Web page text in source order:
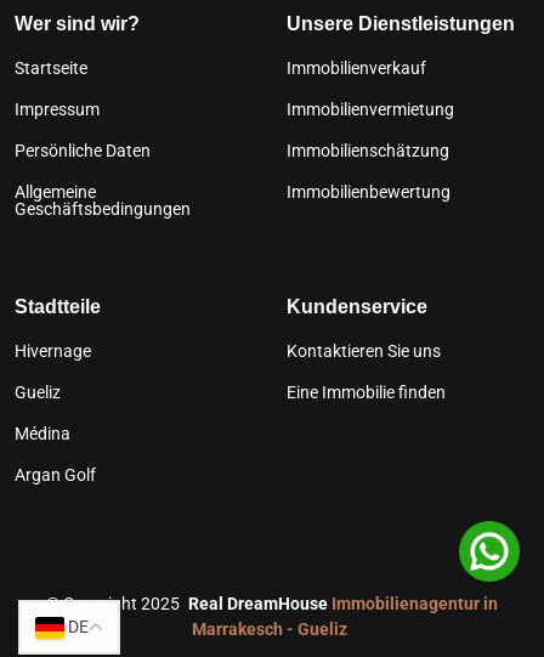
Wer sind wir?
Startseite
Impressum
Persönliche Daten
Allgemeine
Geschäftsbedingungen
Unsere Dienstleistungen
Immobilienverkauf
Immobilienvermietung
Immobilienschätzung
Immobilienbewertung
Stadtteile
Hivernage
Gueliz
Médina
Argan Golf
Kundenservice
Kontaktieren Sie uns
Eine Immobilie finden
©Copyright 2025 Real DreamHouse Immobilienagentur in
Marrakesch - Gueliz
DE